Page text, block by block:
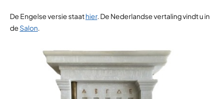
De Engelse versie staathier. De Nederlandse vertaling vindt u in
de Salon.